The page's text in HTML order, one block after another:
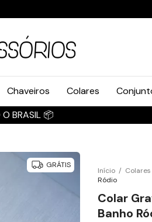
Chaveiros Colares
GRÁTIS
Início / Colares
Ródio
Colar
Banho